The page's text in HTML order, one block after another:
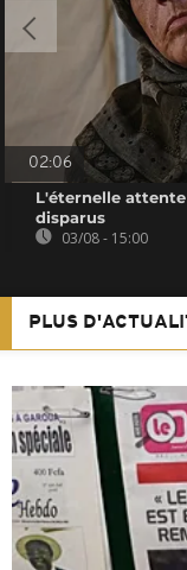
02:06
L'éternelle
disparus
03/08 - 15:00
PLUS